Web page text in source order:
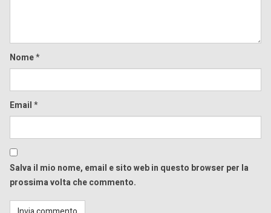
Nome*
Email*
Salva il mio nome, email e sito web in questo browser per la
prossima volta che commento.